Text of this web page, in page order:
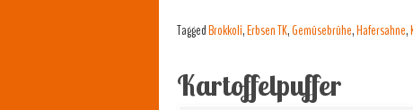
TaggedBrokkoli,Erbsen TK,Gemüsebrühe,Hafersahne,
Kartoffelpuffer